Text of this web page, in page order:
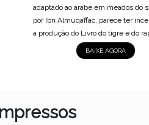
adaptado ao árabe em meados do
por Ibn Almuqaffac, parece ter
a produção do Livro do tigre e do
BAIXE AGORA